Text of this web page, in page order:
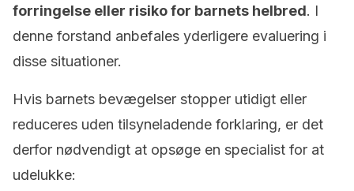
forringelse eller risiko for barnets helbred. I
denne forstand anbefales yderligere evaluering i
disse situationer.
Hvis barnets bevægelser stopper utidigt eller
reduceres uden tilsyneladende forklaring, er det
derfor nødvendigt at opsøge en specialist for at
udelukke: